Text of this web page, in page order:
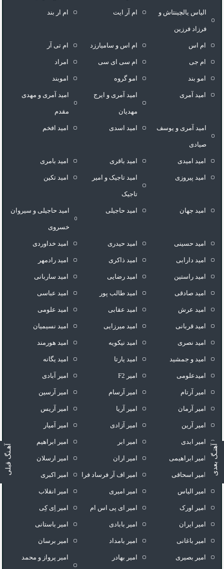
آهـنگ قبلی آهنـگ بعدی
الیاس یالچینتاش و
فرزاد فرزین
ام آر ایت ام‌ ار بند
ام اس ام اس و سامیارزد ام تی آر
ام جی ام سی ای سی امراد
امو بند امو گروه اموبند
امید آمری امید آمری و ایرج
مهدیان
امید آمری و مهدی
مقدم
امید آمری و یوسف
صیادی
امید اسدی امید افخم
امید امیدی امید باقری امید بامری
امید پیروزی امید تاجیک و امیر
تاجیک
امید تکین
امید جهان امید حاجیلی امید حاجیلی و سیروان
خسروی
امید حسینی امید حیدری امید خداوردی
امید دارابی امید ذاکری امید رادمهر
امید راستین امید رضایی امید ساربانی
امید صادقی امید طالب پور امید عباسی
امید عرش امید عقابی امید علومی
امید قربانی امید میرزایی امید نسیمیان
امید نصری امید نیکویه امید هورمند
امید و جمشید امید یارتا امید یگانه
امیدعلومی امیر F2 امیر آبادی
امیر آرتام امیر آرسام امیر آرسین
امیر آرمان امیر آریا امیر آریس
امیر آرین امیر آزادی امیر آمیار
امیر ابدی امیر ابر امیر ابراهیم
امیر ابراهیمی امیر اران امیر ارسلان
امیر اسحاقی امیر اف آر فرساد فرا امیر اکبری
امیر الیاس امیر امیری امیر انقلاب
امیر اورک امیر ای پی اس ام امیر اِی کِی
امیر ایران امیر بابادی امیر باستانی
امیر باغانی امیر بامداد امیر برسان
امیر بصیری امیر بهادر امیر پرواز و محمد